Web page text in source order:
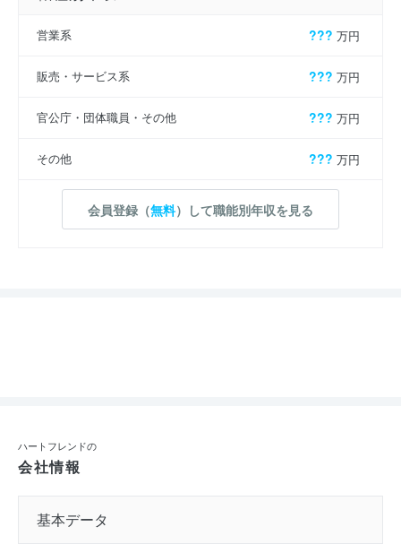
営業系 ??? 万円
販売・サービス系 ??? 万円
官公庁・団体職員・その他 ??? 万円
その他 ??? 万円
会員登録（無料）して職能別年収を見る
ハートフレンドの
会社情報
基本データ